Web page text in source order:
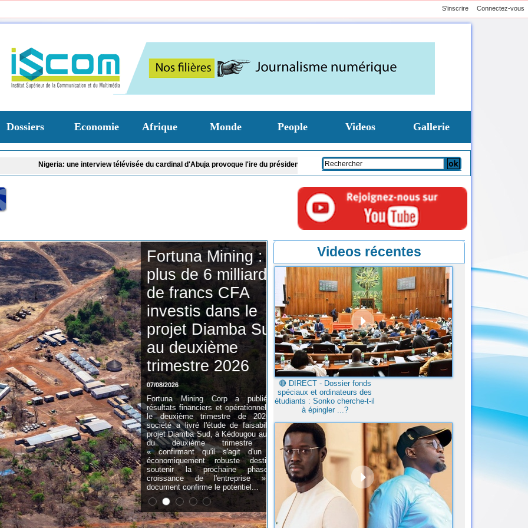
Connectez-vous
S'inscrire
Dossiers Economie Afrique Monde People Videos Gallerie
une interview télévisée du cardinal d'Abuja provoque l'ire du président Bola Tinubu Guinée: nouvelle coupure des réseaux sociaux, la sixième depuis 2023
Fortuna Mining :
plus de 6 milliards
de francs CFA
investis dans le
projet Diamba Sud
au deuxième
trimestre 2026
07/08/2026
Fortuna Mining Corp a publié ses
résultats financiers et opérationnels pour
le deuxième trimestre de 2026. La
société a livré l'étude de faisabilité du
projet Diamba Sud, à Kédougou au cours
du deuxième trimestre 2026,
« confirmant qu'il s'agit d'un projet
économiquement robuste destiné à
soutenir la prochaine phase de
croissance de l'entreprise ». Ce
document confirme le potentiel...
Videos récentes
🔴​ DIRECT - Dossier fonds
spéciaux et ordinateurs des
étudiants : Sonko cherche-t-il
à épingler ...?